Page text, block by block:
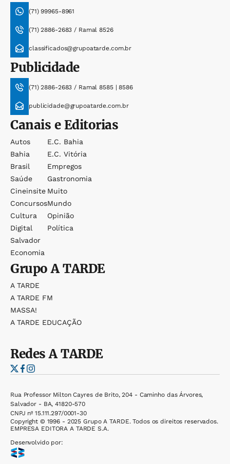
(71) 99965-8961
(71) 2886-2683 / Ramal 8526
classificados@grupoatarde.com.br
Publicidade
(71) 2886-2683 / Ramal 8585 | 8586
publicidade@grupoatarde.com.br
Canais e Editorias
Autos
Bahia
Brasil
Saúde
Cineinsite
Concursos
Cultura
Digital
Salvador
Economia
E.c. Bahia
E.c. Vitória
Empregos
Gastronomia
Muito
Mundo
Opinião
Política
GrupoA TARDE
A TARDE
A TARDE FM
MASSA!
A TARDE EDUCAÇÃO
RedesA TARDE
Rua Professor Milton Cayres de Brito, 204 - Caminho das Árvores,
Salvador - BA, 41820-570
CNPJ nº 15.111.297/0001-30
Copyright © 1996 - 2025 Grupo A TARDE. Todos os direitos reservados.
EMPRESA EDITORA A TARDE S.A.
Desenvolvido por: